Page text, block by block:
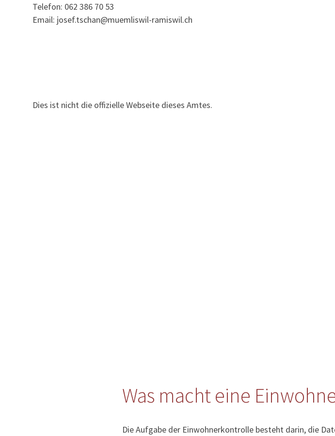
Telefon: 062 386 70 53
Email: josef.tschan@muemliswil-ramiswil.ch
Dies ist nicht die offizielle Webseite dieses Amtes.
Was macht eine
Die Aufgabe der Einwohnerkontrolle besteht darin, die